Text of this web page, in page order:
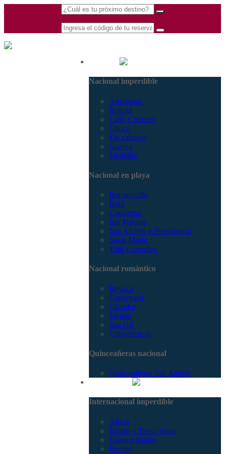
Nacional imperdible
Amazonas
Bogotá
Caño Cristales
Chocó
Eje cafetero
Guajira
Medellín
Nacional en playa
Barranquilla
Barú
Cartagena
Isla Múcura
San Andrés y Providencia
Santa Marta
Tolú y coveñas
Nacional romántico
Boyacá
Capurganá
Girardot
Melgar
San Gil
Villavicencio
Quinceañeras nacional
Quinceañeras San Andrés
Internacional imperdible
Africa
Egipto y Tierra Santa
Estados unidos
Europa